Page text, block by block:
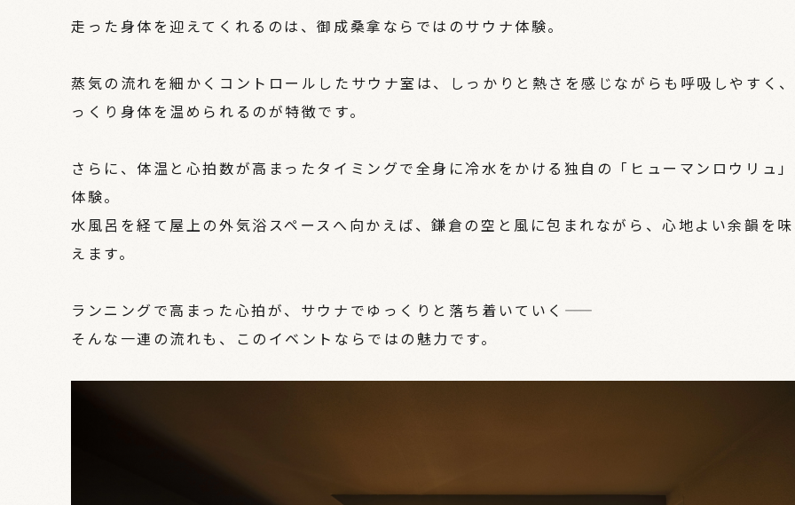
走った身体を迎えてくれるのは、御成桑拿ならではのサウナ体験。
蒸気の流れを細かくコントロールしたサウナ室は、しっかりと熱さを感じながらも呼吸しやすく
っくり身体を温められるのが特徴です。
さらに、体温と心拍数が高まったタイミングで全身に冷水をかける独自の「ヒューマンロウリュ
体験。
水風呂を経て屋上の外気浴スペースへ向かえば、鎌倉の空と風に包まれながら、心地よい余韻を
えます。
ランニングで高まった心拍が、サウナでゆっくりと落ち着いていく——
そんな一連の流れも、このイベントならではの魅力です。